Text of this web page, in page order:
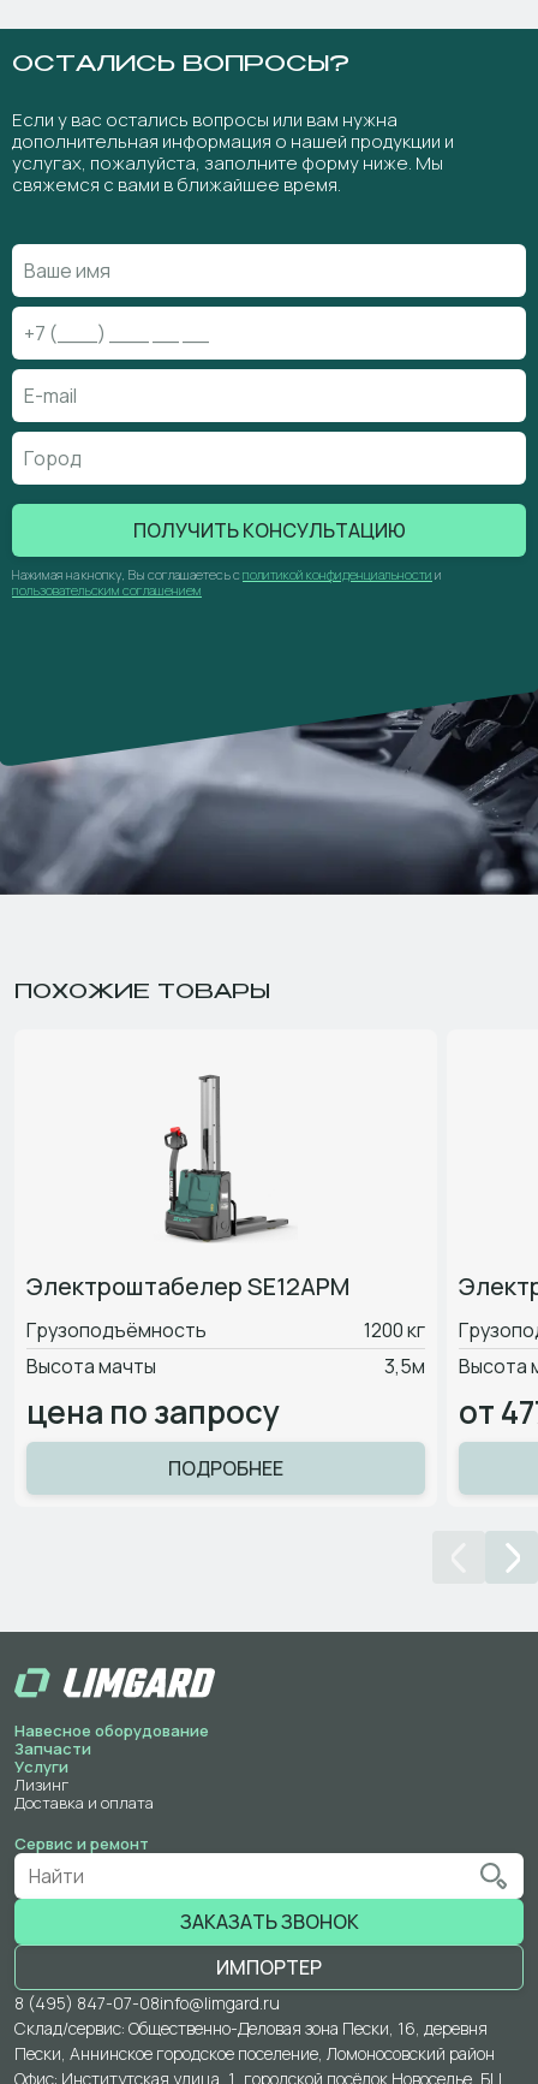
ОСТАЛИСЬ ВОПРОСЫ?
Если у вас остались вопросы или вам нужна
дополнительная информация о нашей продукции и
услугах, пожалуйста, заполните форму ниже. Мы
свяжемся с вами в ближайшее время.
Нажимая на кнопку, Вы соглашаетесь с политикой конфиденциальности и
пользовательским соглашением
ПОЛУЧИТЬ КОНСУЛЬТАЦИЮ
ПОХОЖИЕ ТОВАРЫ
Электроштабелер SE12APM
Грузоподъёмность
1200 кг
Высота мачты
3,5м
цена по запросу
ПОДРОБНЕЕ
Высота
от
Навесное оборудование
Запчасти
Услуги
Лизинг
Доставка и оплата
Сервис и ремонт
ЗАКАЗАТЬ ЗВОНОК
ИМПОРТЕР
8 (495) 847-07-08info@limgard.ru
Склад/сервис: Общественно-Деловая зона Пески, 16, деревня
Пески, Аннинское городское поселение, Ломоносовский район
Офис: Институтская улица, 1, городской посёлок Новоселье, БЦ